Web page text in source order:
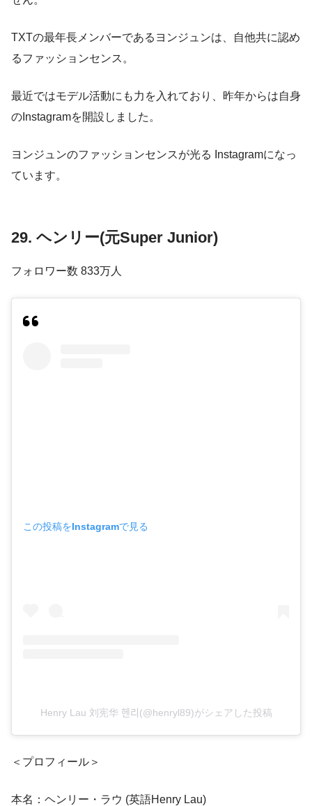
TXTの最年長メンバーであるヨンジュンは、自他共に認め
るファッションセンス。
最近ではモデル活動にも力を入れており、昨年からは自身
のInstagramを開設しました。
ヨンジュンのファッションセンスが光る Instagramになっ
ています。
29. ヘンリー(元Super Junior)
フォロワー数 833万人
この投稿をInstagramで見る
Henry Lau 刘宪华 헨리(@henryl89)がシェアした投稿
＜プロフィール＞
本名：ヘンリー・ラウ (英語Henry Lau)